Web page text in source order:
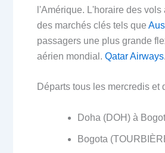
l'Amérique. L'horaire des
des marchés clés tels que
passagers une plus grande
aérien mondial. Qatar Airways.
Départs tous les mercredis et
Doha (DOH) à
Bogota